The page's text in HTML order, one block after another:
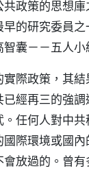
政策的思想庫
的研究委員
囊－－五人小
際政策，其
經再三的強
任何人對中
際環境或國
放過的。曾